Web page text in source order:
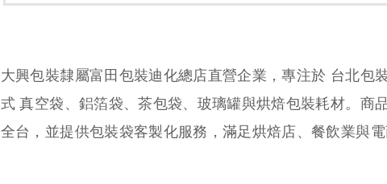
大興包裝隸屬富田包裝迪化總店直營企業，專注於 台北包
式 真空袋、鋁箔袋、茶包袋、玻璃罐與烘焙包裝耗材。商
全台，並提供包裝袋客製化服務，滿足烘焙店、餐飲業與電